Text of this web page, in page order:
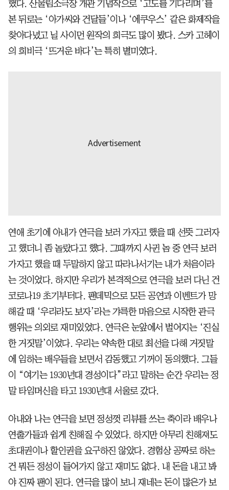
했다. 산울림소극장 개관 기념작으로 ‘고도를 기다리며’를
본 뒤로는 ‘아가씨와 건달들’이나 ‘에쿠우스’ 같은 화제작을
찾아다녔고 닐 사이먼 원작의 희극도 많이 봤다. 스카 고헤이
의 희비극 ‘뜨거운 바다’는 특히 별미였다.
연애 초기에 아내가 연극을 보러 가자고 했을 때 선뜻 그러자
고 했더니 좀 놀랐다고 했다. 그때까지 사귄 놈 중 연극 보러
가자고 했을 때 두말하지 않고 따라나서기는 내가 처음이라
는 것이었다. 하지만 우리가 본격적으로 연극을 보러 다닌 건
코로나19 초기부터다. 팬데믹으로 모든 공연과 이벤트가 망
해갈 때 ‘우리라도 보자’라는 갸륵한 마음으로 시작한 관극
행위는 의외로 재미있었다. 연극은 눈앞에서 벌어지는 ‘진실
한 거짓말’이었다. 우리는 약속한 대로 최선을 다해 거짓말
에 임하는 배우들을 보면서 감동했고 기꺼이 동의했다. 그들
이 “여기는 1930년대 경성이다”라고 말하는 순간 우리는 정
말 타임머신을 타고 1930년대 서울로 갔다.
아내와 나는 연극을 보면 정성껏 리뷰를 쓰는 축이라 배우나
연출가들과 쉽게 친해질 수 있었다. 하지만 아무리 친해져도
초대권이나 할인권을 요구하진 않았다. 경험상 공짜로 하는
건 뭐든 정성이 들어가지 않고 재미도 없다. 내 돈을 내고 봐
야 진짜 팬이 된다. 연극을 많이 보니 쟤네는 돈이 많은가 보